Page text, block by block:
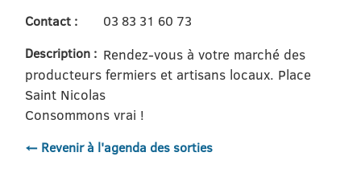
Contact :
03 83 31 60 73
Description : Rendez-vous à votre marché des
producteurs fermiers et artisans locaux. Place
Saint Nicolas
Consommons vrai !
← Revenir à l'agenda des sorties